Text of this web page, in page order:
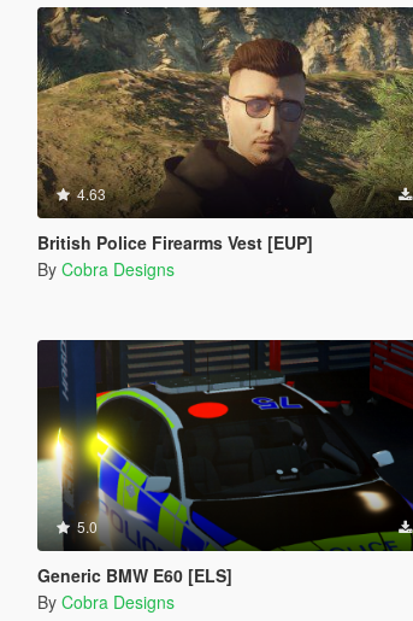
4.63
British Police Firearms Vest [EUP]
By Cobra Designs
5.0
Generic BMW E60 [ELS]
By Cobra Designs